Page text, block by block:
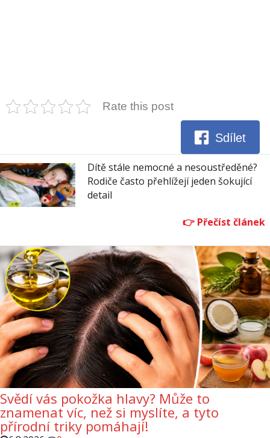
Rate this post
Sdílet
Dítě stále nemocné a nesoustředěné?
Rodiče často přehlížejí jeden šokující
detail
Svědí vás pokožka hlavy? Může to
znamenat víc, než si myslíte, a tyto
přírodní triky pomáhají!